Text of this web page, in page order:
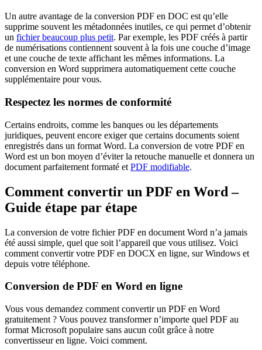
Un autre avantage de la conversion PDF en DOC est qu’elle
supprime souvent les métadonnées inutiles, ce qui permet d’obtenir
un fichier beaucoup plus petit. Par exemple, les PDF créés à partir
de numérisations contiennent souvent à la fois une couche d’image
et une couche de texte affichant les mêmes informations. La
conversion en Word supprimera automatiquement cette couche
supplémentaire pour vous.
Respectez les normes de conformité
Certains endroits, comme les banques ou les départements
juridiques, peuvent encore exiger que certains documents soient
enregistrés dans un format Word. La conversion de votre PDF en
Word est un bon moyen d’éviter la retouche manuelle et donnera un
document parfaitement formaté et PDF modifiable.
Comment convertir un PDF en Word –
Guide étape par étape
La conversion de votre fichier PDF en document Word n’a jamais
été aussi simple, quel que soit l’appareil que vous utilisez. Voici
comment convertir votre PDF en DOCX en ligne, sur Windows et
depuis votre téléphone.
Conversion de PDF en Word en ligne
Vous vous demandez comment convertir un PDF en Word
gratuitement ? Vous pouvez transformer n’importe quel PDF au
format Microsoft populaire sans aucun coût grâce à notre
convertisseur en ligne. Voici comment.